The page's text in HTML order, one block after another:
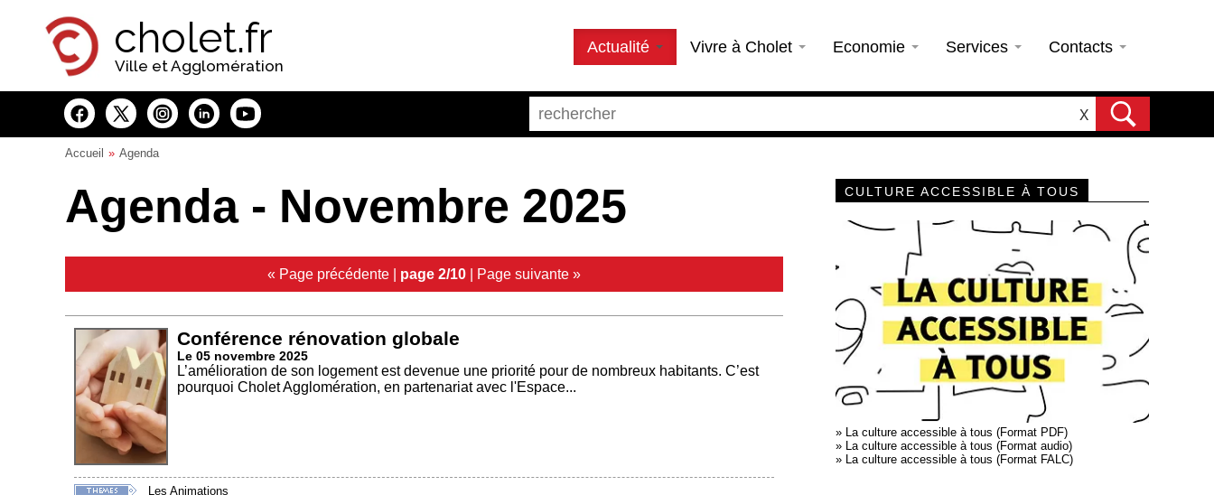
cholet.fr
Ville et Agglomération
Actualité Vivre à Cholet Economie Services Contacts
X
Accueil Agenda
Agenda - Novembre 2025
« Page précédente | page 2/10 | Page suivante »
Conférence rénovation globale
Le 05 novembre 2025
L’amélioration de son logement est devenue une priorité pour de nombreux habitants. C’est
pourquoi Cholet Agglomération, en partenariat avec l'Espace...
Les Animations
CULTURE ACCESSIBLE À TOUS
» La culture accessible à tous (Format PDF)
» La culture accessible à tous (Format audio)
» La culture accessible à tous (Format FALC)